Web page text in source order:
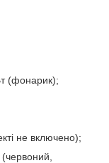
(фонарик);
не включено);
(червоний,